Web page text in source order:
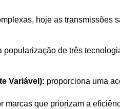
hoje as transmissões
de três
Variável): proporciona uma
marcas que priorizam a